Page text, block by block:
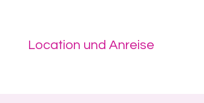
Location und Anreise